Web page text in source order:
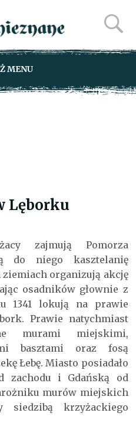
MENU
Lęborku
zajmują Pomorza
do niego kasztelanię
ziemiach organizują akcję
osadników głownie z
1341 lokują na prawie
Prawie natychmiast
murami miejskimi,
basztami oraz fosą
Łebę. Miasto posiadało
zachodu i Gdańską od
murów miejskich
siedzibą krzyżackiego